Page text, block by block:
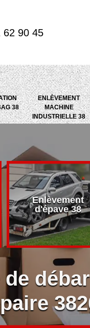
62 90 45
38
ENLÈVEMENT
MACHINE
INDUSTRIELLE 38
Enlèvement
d'épave 38